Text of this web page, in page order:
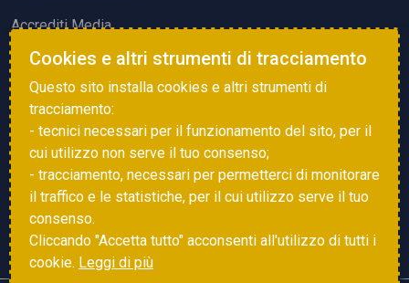
Accrediti Media
ATTIVITÀ ED EVENTI
Squadre di Calcio
Associazione Sammarinese Arbitri
Vota gol e parata
Cookies e altri strumenti di tracciamento
Questo sito installa cookies e altri strumenti di
tracciamento:
- tecnici necessari per il funzionamento del sito, per il
cui utilizzo non serve il tuo consenso;
- tracciamento, necessari per permetterci di monitorare
il traffico e le statistiche, per il cui utilizzo serve il tuo
consenso.
Cliccando "Accetta tutto" acconsenti all'utilizzo di tutti i
cookie. Leggi di più